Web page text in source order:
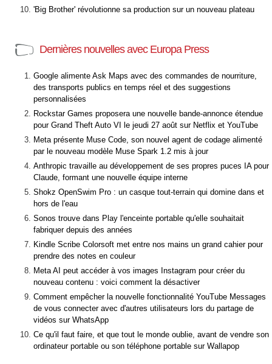
'Big Brother' révolutionne sa production sur un nouveau plateau
Dernières nouvelles avec Europa Press
Google alimente Ask Maps avec des commandes de nourriture,
des transports publics en temps réel et des suggestions
personnalisées
Rockstar Games proposera une nouvelle bande-annonce étendue
pour Grand Theft Auto VI le jeudi 27 août sur Netflix et YouTube
Meta présente Muse Code, son nouvel agent de codage alimenté
par le nouveau modèle Muse Spark 1.2 mis à jour
Anthropic travaille au développement de ses propres puces IA pour
Claude, formant une nouvelle équipe interne
Shokz OpenSwim Pro : un casque tout-terrain qui domine dans et
hors de l'eau
Sonos trouve dans Play l'enceinte portable qu'elle souhaitait
fabriquer depuis des années
Kindle Scribe Colorsoft met entre nos mains un grand cahier pour
prendre des notes en couleur
Meta AI peut accéder à vos images Instagram pour créer du
nouveau contenu : voici comment la désactiver
Comment empêcher la nouvelle fonctionnalité YouTube Messages
de vous connecter avec d'autres utilisateurs lors du partage de
vidéos sur WhatsApp
Ce qu'il faut faire, et que tout le monde oublie, avant de vendre son
ordinateur portable ou son téléphone portable sur Wallapop